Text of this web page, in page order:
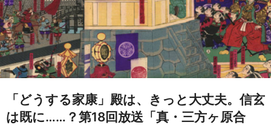
「どうする家康」殿は、きっと大丈夫。信玄
は既に……？第18回放送「真・三方ヶ原合